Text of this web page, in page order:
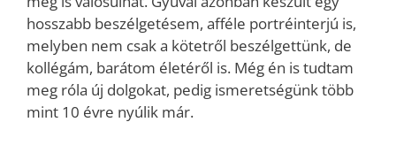
hosszabb beszélgetésem, afféle portréinterjú is,
melyben nem csak a kötetről beszélgettünk, de
kollégám, barátom életéről is. Még én is tudtam
meg róla új dolgokat, pedig ismeretségünk több
mint 10 évre nyúlik már.